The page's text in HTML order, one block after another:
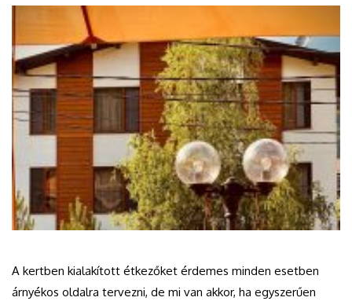
A kertben kialakított étkezőket érdemes minden esetben
árnyékos oldalra tervezni, de mi van akkor, ha egyszerűen